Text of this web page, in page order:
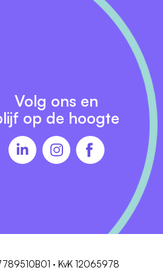
Volg ons en
op de hoogte
· KvK 12065978